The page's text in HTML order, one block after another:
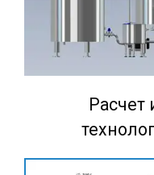
Расчет